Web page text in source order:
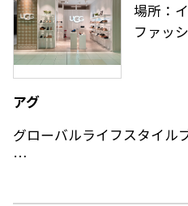
場所：
ファッ
アグ
グローバルライフスタイル
イルブランドのUGG®。